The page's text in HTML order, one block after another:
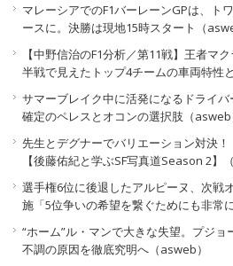
マレーシアでのF1バーレーンGPは、ト
ースに。決勝は現地15時スタート（
【中野信治のF1分析／第11戦】王者マ
半戦で見えたトップ4チームの車両特性
サマーブレイク中に活発になるドライ
確定のペレスとオコンの選択肢（asweb
先生とデグナーでバリエーション対決
【後藤佑紀と学ぶSF写真道Season 2】
選手権6位に後退したアルピーヌ、次戦
施「5位争いの希望を繋ぐためにも非常
“ホーム”ル・マンで大きな失望。プジョ
不調の原因を徹底究明へ（asweb）